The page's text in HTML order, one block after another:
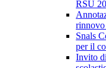
RSU
Snals
per il
Invito